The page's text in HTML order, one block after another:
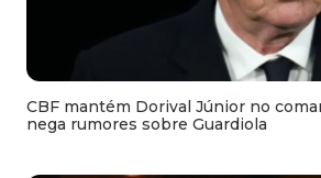
CBF mantém Dorival Júnior no
nega rumores sobre Guardiola